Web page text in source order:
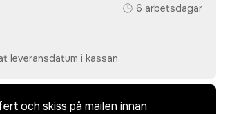
6 arbetsdagar
leveransdatum i kassan.
och skiss på mailen innan